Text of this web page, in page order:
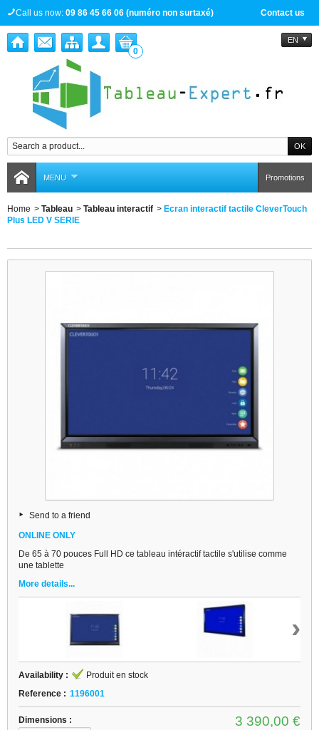
Contact us
Call us now: 09 86 45 66 06 (numéro non surtaxé)
EN
0
MENU Promotions
Home > Tableau > Tableau interactif > Ecran interactif tactile CleverTouch
Plus LED V SERIE
Send to a friend
ONLINE ONLY
De 65 à 70 pouces Full HD ce tableau intéractif tactile s'utilise comme
une tablette
More details...
›
Availability :
Produit en stock
Reference : 1196001
Dimensions :
3 390,00 €